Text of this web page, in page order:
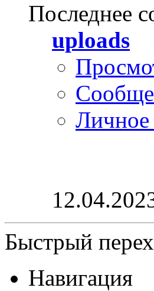
Последнее
uploads
Быстрый
Навигация